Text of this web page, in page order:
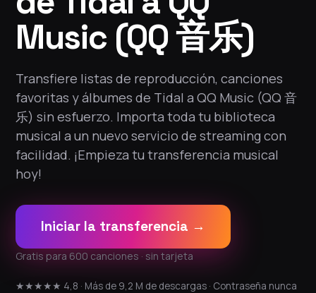
Music (QQ 音乐)
Transfiere listas de reproducción, canciones
favoritas y álbumes de Tidal a QQ Music (QQ 音
乐) sin esfuerzo. Importa toda tu biblioteca
musical a un nuevo servicio de streaming con
facilidad. ¡Empieza tu transferencia musical
hoy!
Iniciar la transferencia →
Gratis para 600 canciones · sin tarjeta
★★★★★ 4,8 · Más de 9,2 M de descargas · Contraseña nunca